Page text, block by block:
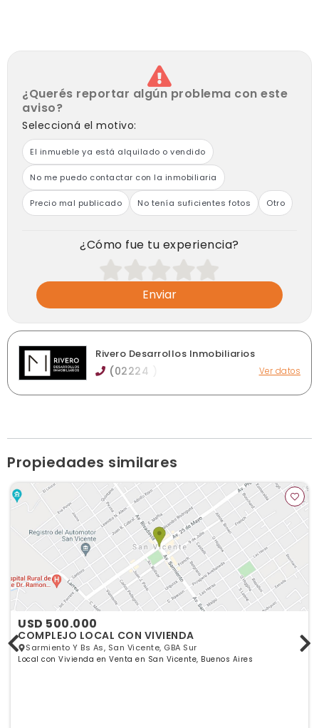
¿Querés reportar algún problema con este
aviso?
Seleccioná el motivo:
El inmueble ya está alquilado o vendido
No me puedo contactar con la inmobiliaria
Precio mal publicado No tenía suficientes fotos Otro
¿Cómo fue tu experiencia?
Enviar
Rivero Desarrollos Inmobiliarios
(02224 ) 1 Ver datos
Ver publicaciones de la inmobiliaria
Propiedades similares
USD 500.000
COMPLEJO LOCAL CON VIVIENDA
Sarmiento Y Bs As, San Vicente, GBA Sur
Local con Vivienda en Venta en San Vicente, Buenos Aires